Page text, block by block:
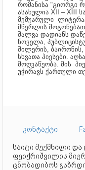
რომანისა "გიორგი
ასახულია XII – XIII
მემუარული
მწერლის
შალვა დადიანს
ნოველა,
შილერის,
სხვათა პიესები.
მოღვაწეობა. მის
უჭირავს ქართული
კონტაქტი
საიტი შექმნილი
ფეიქრიშვილის
ცნობადიბოს